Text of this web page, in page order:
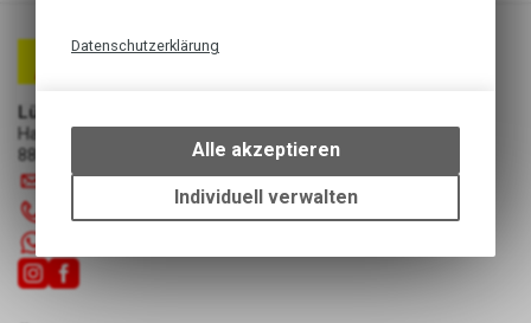
Lüscher Motor- & Bike World
Hauptstrasse 29a
8867 Niederurnen
info@luscherag.ch
Datenschutzerklärung
bestimmte Interaktionen und
Einstellungen auf Ihrem Gerät,
um die grundlegenden
Funktionen unseres Online-
Alle akzeptieren
Individuell verwalten